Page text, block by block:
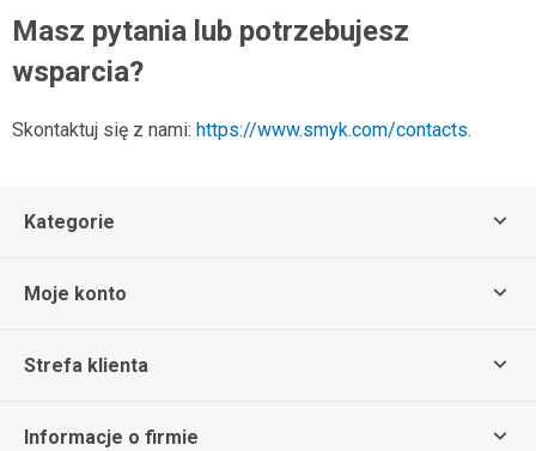
Masz pytania lub potrzebujesz
wsparcia?
Skontaktuj się z nami: https://www.smyk.com/contacts.
Kategorie
Moje konto
Strefa klienta
Informacje o firmie